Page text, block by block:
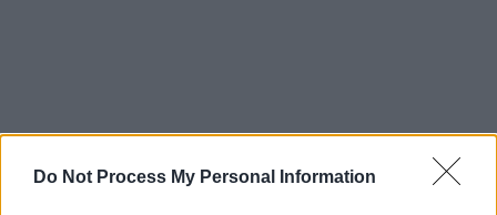
Do Not Process My Personal Information